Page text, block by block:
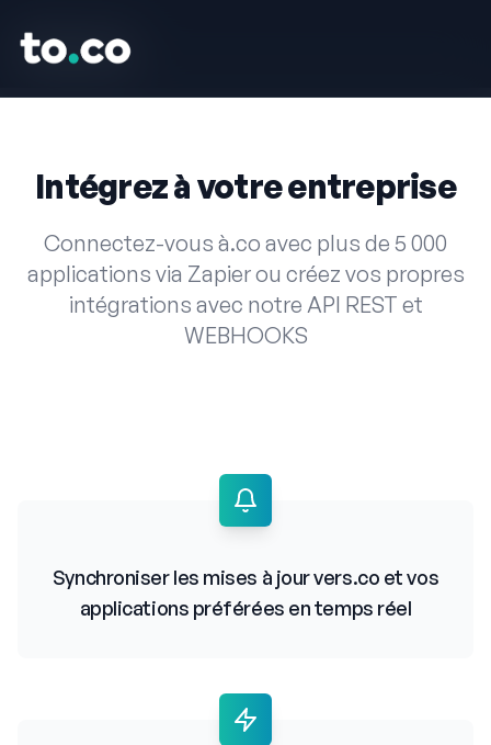
to.co
to.co
Intégrez à votre entreprise
Connectez-vous à.co avec plus de 5 000
applications via Zapier ou créez vos propres
intégrations avec notre API REST et
WEBHOOKS
Synchroniser les mises à jour vers.co et vos
applications préférées en temps réel